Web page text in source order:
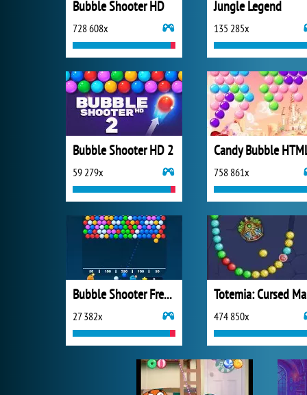
Bubble Shooter HD
728 608x
Jungle Legend
135 285x
Bubble Shooter HD 2
59 279x
Candy Bubble
758 861x
Bubble Shooter Free 3
27 382x 474 850x